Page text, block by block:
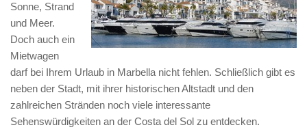
Sonne, Strand
und Meer.
Doch auch ein
Mietwagen
darf bei Ihrem Urlaub in Marbella nicht fehlen. Schließlich gibt es
neben der Stadt, mit ihrer historischen Altstadt und den
zahlreichen Stränden noch viele interessante
Sehenswürdigkeiten an der Costa del Sol zu entdecken.